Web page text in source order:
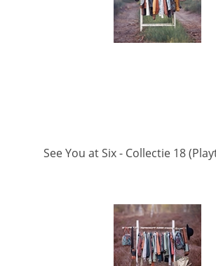
See You at Six - Collectie 18